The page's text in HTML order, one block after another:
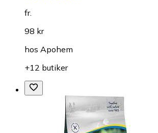
fr.
98 kr
hos Apohem
+12 butiker